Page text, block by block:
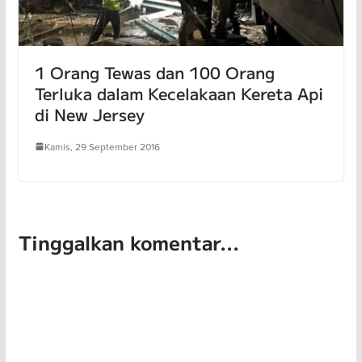
1 Orang Tewas dan 100 Orang
Terluka dalam Kecelakaan Kereta Api
di New Jersey
Kamis, 29 September 2016
Tinggalkan komentar...